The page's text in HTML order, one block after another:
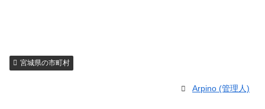
宮城県の市町村
Arpino (管理人)